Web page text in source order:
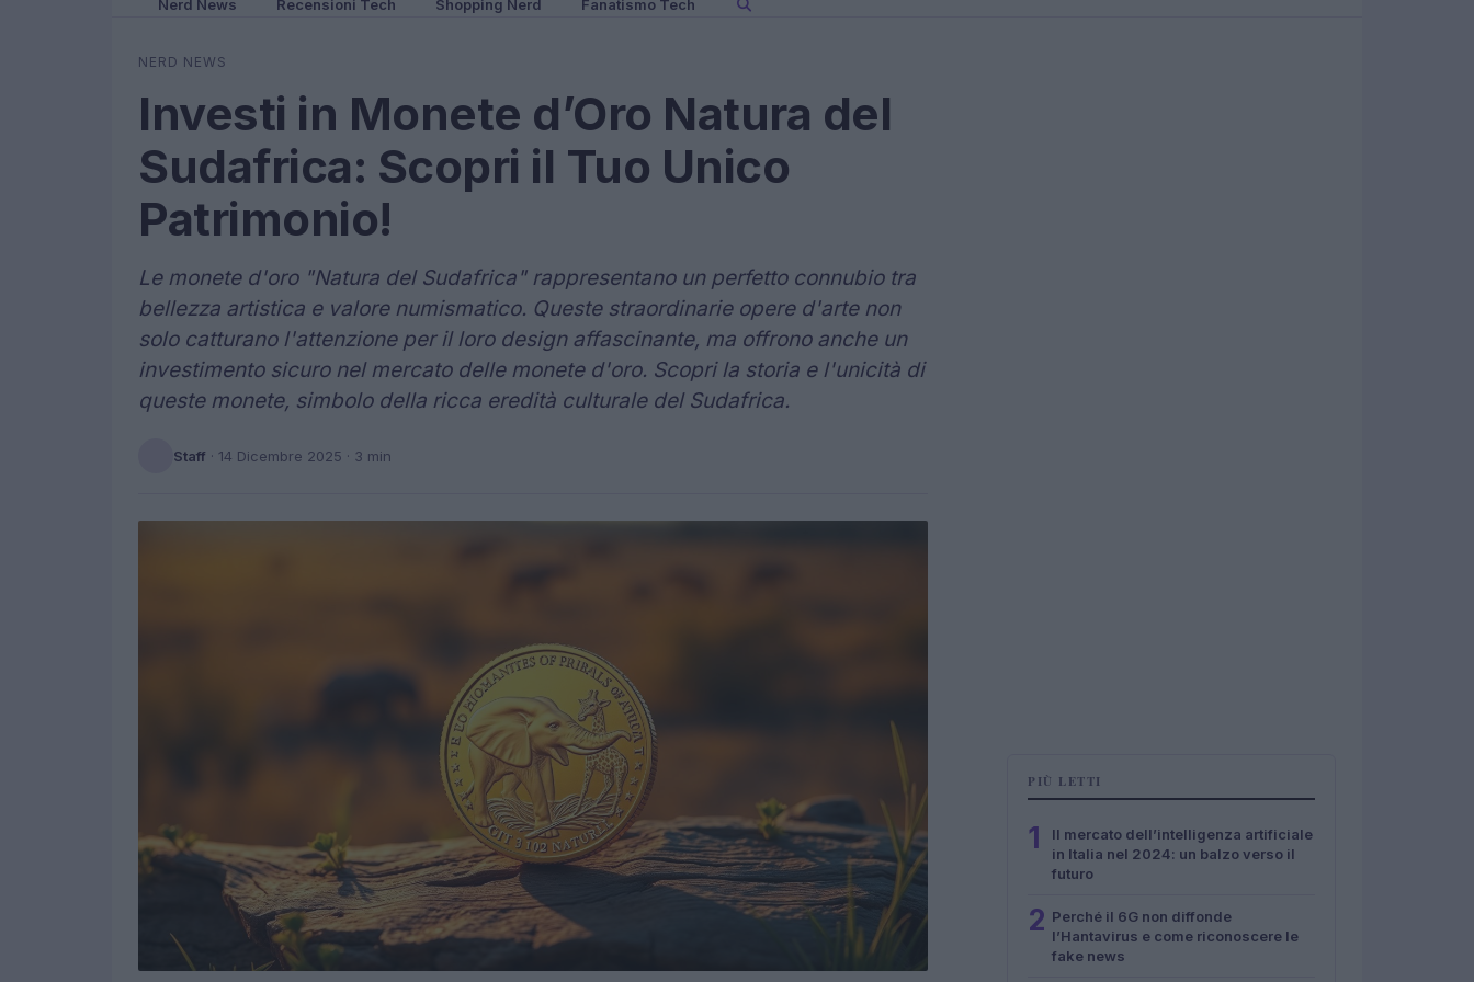
Nerd News Recensioni Tech Shopping Nerd Fanatismo Tech
NERD NEWS
Investi in Monete d’Oro Natura del
Sudafrica: Scopri il Tuo Unico
Patrimonio!
Le monete d'oro "Natura del Sudafrica" rappresentano un perfetto connubio tra
bellezza artistica e valore numismatico. Queste straordinarie opere d'arte non
solo catturano l'attenzione per il loro design affascinante, ma offrono anche un
investimento sicuro nel mercato delle monete d'oro. Scopri la storia e l'unicità di
queste monete, simbolo della ricca eredità culturale del Sudafrica.
Staff · 14 Dicembre 2025 · 3 min
PIÙ LETTI
1
Il mercato dell’intelligenza artificiale
in Italia nel 2024: un balzo verso il
futuro
2 Perché il 6G non diffonde
l’Hantavirus e come riconoscere le
fake news